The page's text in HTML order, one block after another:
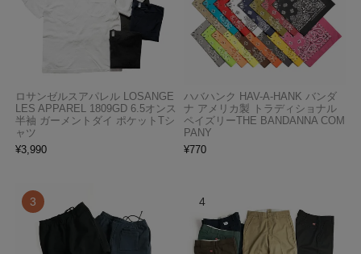
ロサンゼルスアパレル LOSANGE
LES APPAREL 1809GD 6.5オンス
半袖 ガーメントダイ ポケットTシ
ャツ
¥3,990
ハバハンク HAV-A-HANK バンダ
ナ アメリカ製 トラディショナル
ペイズリーTHE BANDANNA COM
PANY
¥770